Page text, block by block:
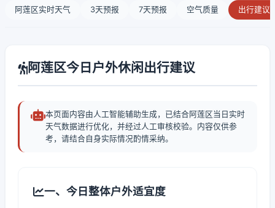
阿莲区实时天气 3天预报 7天预报 空气质量 出行建议
阿莲区今日户外休闲出行建议
本页面内容由人工智能辅助生成，已结合阿莲区当日实时
天气数据进行优化，并经过人工审核校验。内容仅供参
考，请结合自身实际情况酌情采纳。
一、今日整体户外适宜度